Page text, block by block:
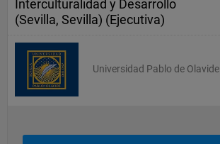
Interculturalidad y Desarrollo
(Sevilla, Sevilla) (Ejecutiva)
Universidad Pablo de Olavide